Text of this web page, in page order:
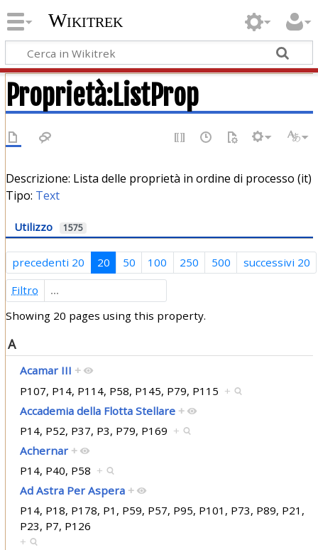
Wikitrek
Proprietà:ListProp
Descrizione: Lista delle proprietà in ordine di processo (it)
Tipo: Text
Utilizzo 1575
precedenti 20 20 50 100 250 500
successivi 20
Filtro
Showing 20 pages using this property.
A
Acamar III +
P107, P14, P114, P58, P145, P79, P115 +
Accademia della Flotta Stellare +
P14, P52, P37, P3, P79, P169 +
Achernar +
P14, P40, P58 +
Ad Astra Per Aspera +
P14, P18, P178, P1, P59, P57, P95, P101, P73, P89, P21,
P23, P7, P126
+